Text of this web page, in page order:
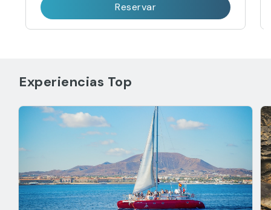
Reservar
Experiencias Top